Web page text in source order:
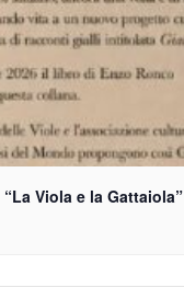
Viola e la Gattaiola”